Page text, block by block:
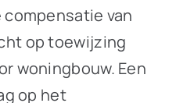
van
op toewijzing
woningbouw. Een
op het